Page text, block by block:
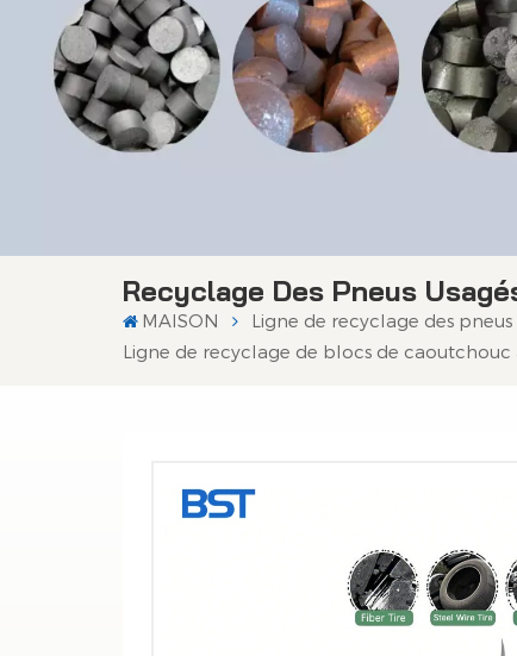
Recyclage Des Pneus
MAISON Ligne de recyclage des pneus
Ligne de recyclage de blocs de caoutchouc